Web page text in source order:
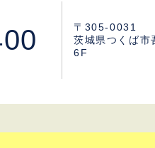
〒305-0031
茨城県つくば
6F